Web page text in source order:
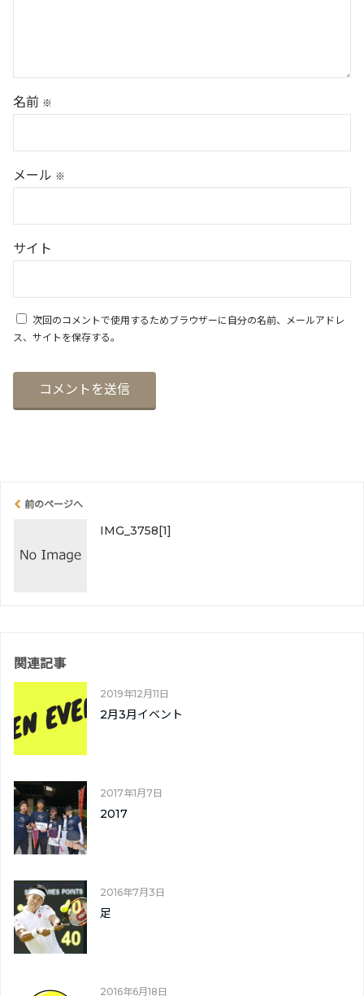
名前 ※
メール ※
サイト
次回のコメントで使用するためブラウザーに自分の名前、メールアドレ
ス、サイトを保存する。
前のページへ
IMG_3758[1]
関連記事
2019年12月11日
2月3月イベント
2017年1月7日
2017
2016年7月3日
足
2016年6月18日